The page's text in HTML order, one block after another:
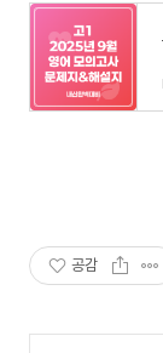
공감